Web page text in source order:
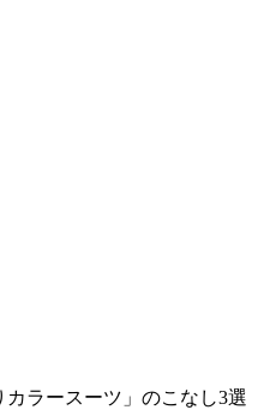
ラースーツ」のこなし3選